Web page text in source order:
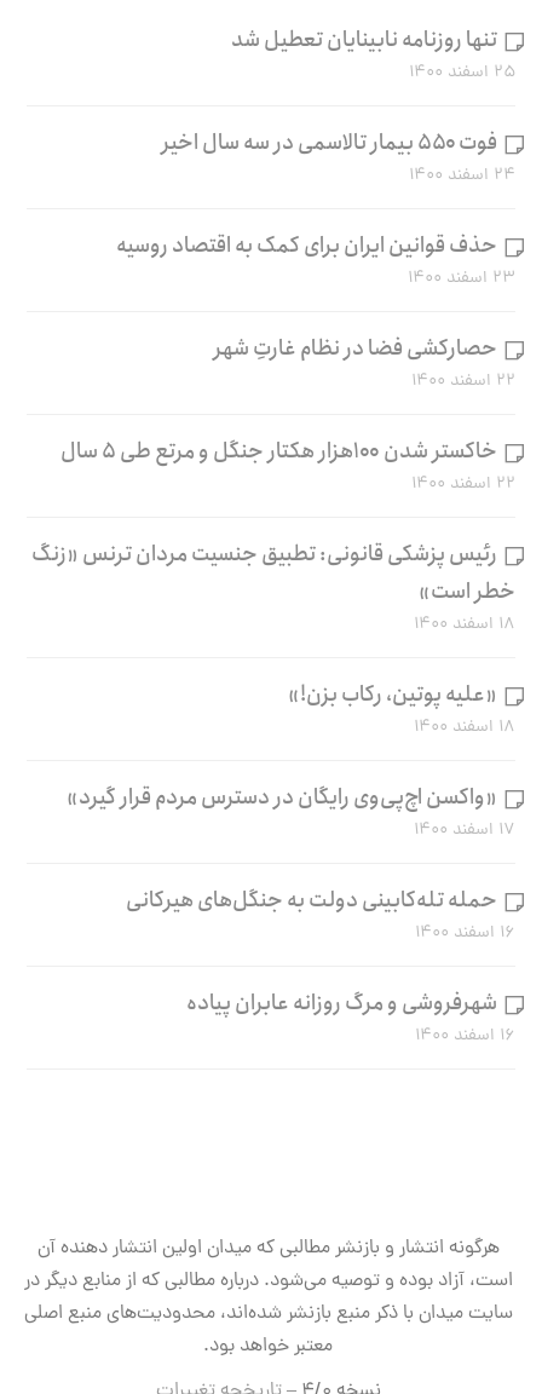
تنها روزنامه نابینایان تعطیل شد
۲۵ اسفند ۱۴۰۰
فوت ۵۵۰ بیمار تالاسمی در سه سال اخیر
۲۴ اسفند ۱۴۰۰
حذف قوانین ایران برای کمک به اقتصاد روسیه
۲۳ اسفند ۱۴۰۰
حصارکشی فضا در نظام غارتِ شهر
۲۲ اسفند ۱۴۰۰
خاکستر شدن ۱۰۰هزار هکتار جنگل و مرتع طی ۵ سال
۲۲ اسفند ۱۴۰۰
رئیس پزشکی قانونی: تطبیق جنسیت مردان ترنس «زنگ
خطر است»
۱۸ اسفند ۱۴۰۰
«علیه پوتین، رکاب بزن!»
۱۸ اسفند ۱۴۰۰
«واکسن اچ‌پی‌وی رایگان در دسترس مردم قرار گیرد»
۱۷ اسفند ۱۴۰۰
حمله تله‌کابینی دولت به جنگل‌های هیرکانی
۱۶ اسفند ۱۴۰۰
شهرفروشی و مرگ روزانه عابران پیاده
۱۶ اسفند ۱۴۰۰
هرگونه انتشار و بازنشر مطالبی که میدان اولین انتشار دهنده آن
است، آزاد بوده و توصیه می‌شود. درباره مطالبی که از منابع دیگر در
سایت میدان با ذکر منبع بازنشر شده‌اند، محدودیت‌های منبع اصلی
معتبر خواهد بود.